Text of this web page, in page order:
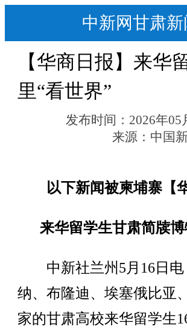
中新网甘肃新
【华商日报】来华
里“看世界”
发布时间： 2026年05
来源： 中国
以下新闻被柬埔寨【
来华留学生甘肃简牍
中新社兰州5月16日电
纳、布隆迪、埃塞俄比亚
家的甘肃高校来华留学生